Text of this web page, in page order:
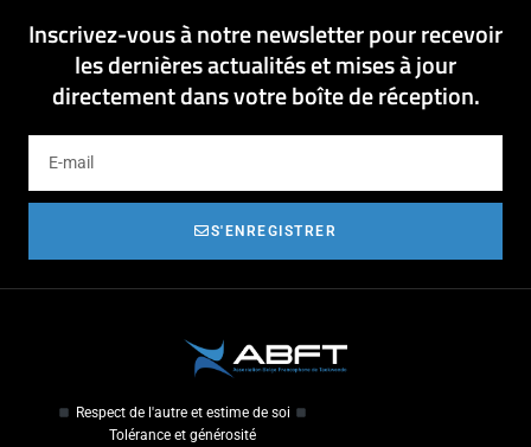
Inscrivez-vous à notre newsletter pour recevoir
les dernières actualités et mises à jour
directement dans votre boîte de réception.
S'ENREGISTRER
Respect de l'autre et estime de soi
Tolérance et générosité